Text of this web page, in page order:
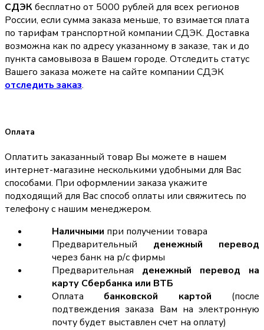
СДЭКбесплатно от 5000 рублей для всех регионов
России, если сумма заказа меньше, то взимается плата
по тарифам транспортной компании СДЭК. Доставка
возможна как по адресу указанному в заказе, так и до
пункта самовывоза в Вашем городе. Отследить статус
Вашего заказа можете на сайте компании СДЭК
отследить заказ.
Оплата
Оплатить заказанный товар Вы можете в нашем
интернет-магазине несколькими удобными для Вас
способами. При оформлении заказа укажите
подходящий для Вас способ оплаты или свяжитесь по
телефону с нашим менеджером.
Наличными при получении товара
Предварительный денежный перевод
через банк на р/с фирмы
Предварительная денежный перевод на
карту Сбербанка или ВТБ
Оплата банковской картой (после
подтвеждения заказа Вам на электронную
почту будет выставлен счет на оплату)